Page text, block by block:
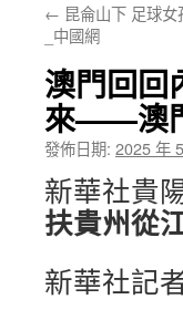
← 昆侖山下 足球
_中國網
澳門回回
來——澳
發佈日期: 2025 年
新華社貴
扶貴州從
新華社記